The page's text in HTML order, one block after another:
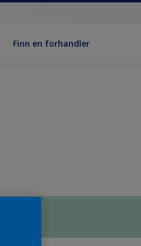
Finn en forhandler